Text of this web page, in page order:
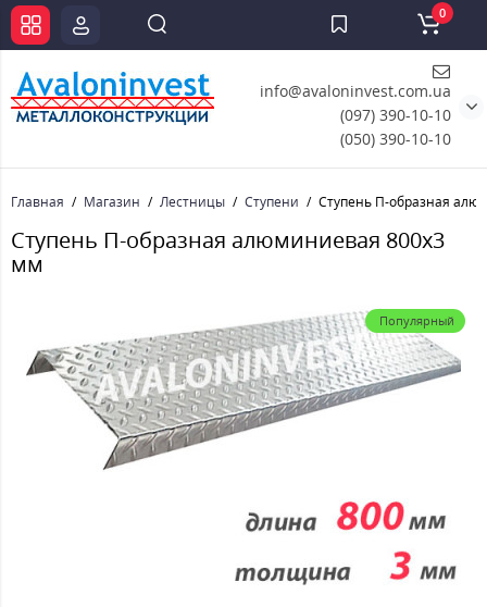
info@avaloninvest.com.ua
(097) 390-10-10
(050) 390-10-10
0
Главная Магазин Лестницы Ступени Ступень П-образная
Ступень П-образная алюминиевая 800x3
мм
Популярный